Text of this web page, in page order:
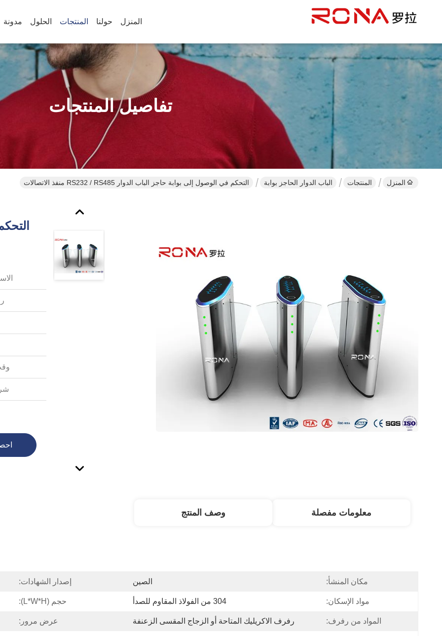
المنزل حولنا المنتجات الحلول مدونة
تفاصيل المنتجات
المنزل المنتجات الباب الدوار الحاجز بوابة التحكم في الوصول إلى بوابة حاجز الباب الدوار RS232 / RS485 منفذ الاتصالات
معلومات مفصلة وصف المنتج
مكان المنشأ: الصين إصدار الشهادات:
مواد الإسكان: 304 من الفولاذ المقاوم للصدأ حجم (L*W*H):
المواد من رفرف: رفرف الاكريليك المتاحة أو الزجاج المقسى الزعنفة عرض مرور: